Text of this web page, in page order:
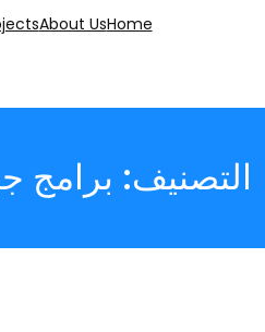
Home
About Us
التصنيف: برامج